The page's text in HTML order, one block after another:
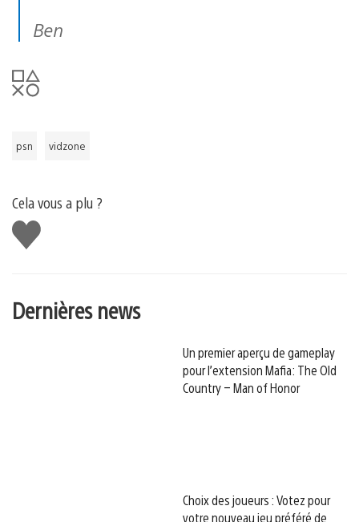
Ben
psn vidzone
Cela vous a plu ?
J'aime
Dernières news
Un premier aperçu de gameplay
pour l’extension Mafia: The Old
Country – Man of Honor
Choix des joueurs : Votez pour
votre nouveau jeu préféré de